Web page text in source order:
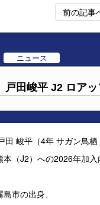
前の記事
ニュース
戸田峻平 J2 ロア
田 峻平（4年 サガン鳥
本（J2）への2026年加入
市の出身、